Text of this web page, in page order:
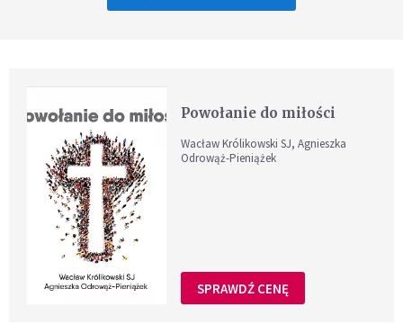
Powołanie do miłości
Wacław Królikowski SJ, Agnieszka
Odrowąż-Pieniążek
SPRAWDŹ CENĘ